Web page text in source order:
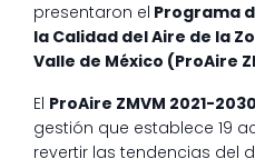
presentaron el Programa
la Calidad del Aire de la
Valle de México (ProAire
El ProAire ZMVM 2021-2030
gestión que establece 19
revertir las tendencias del